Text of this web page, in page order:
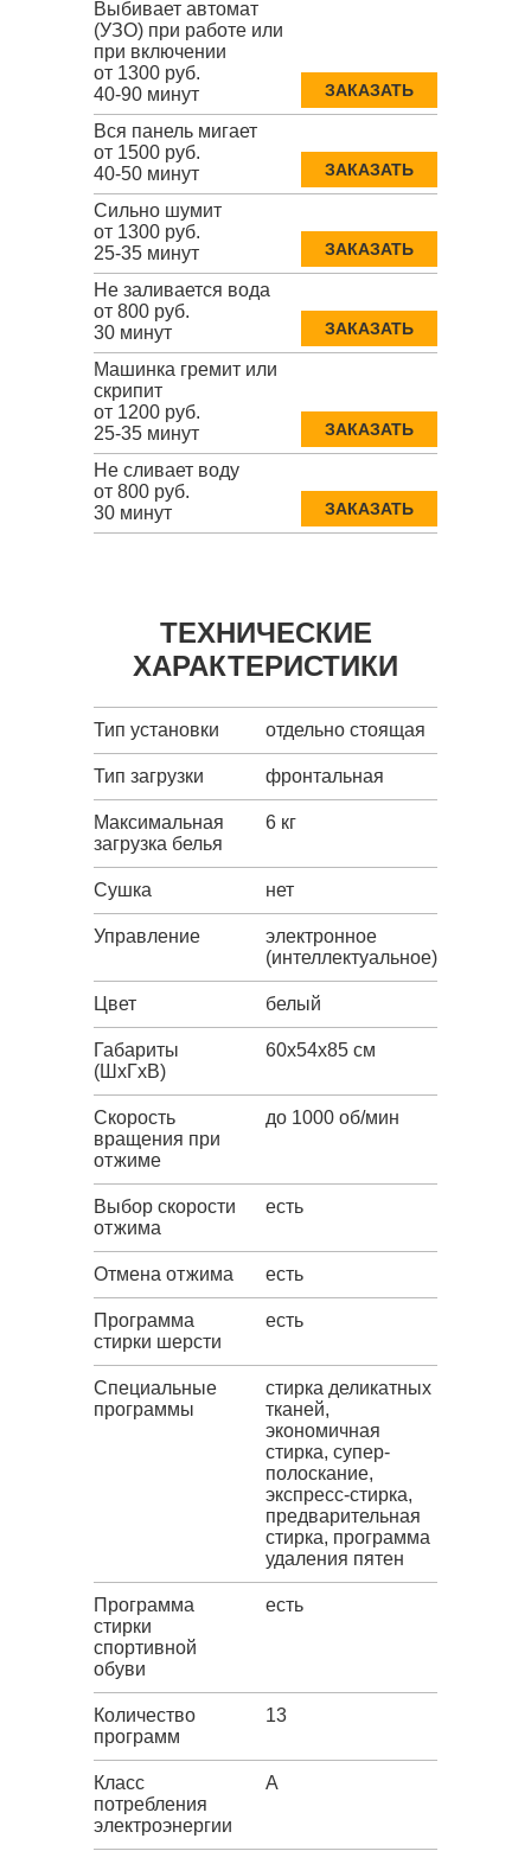
Выбивает автомат
(УЗО) при работе или
при включении
от 1300 руб.
40-90 минут
ЗАКАЗАТЬ
Вся панель мигает
от 1500 руб.
40-50 минут
ЗАКАЗАТЬ
Сильно шумит
от 1300 руб.
25-35 минут
ЗАКАЗАТЬ
Не заливается вода
от 800 руб.
30 минут
ЗАКАЗАТЬ
Машинка гремит или
скрипит
от 1200 руб.
25-35 минут
ЗАКАЗАТЬ
Не сливает воду
от 800 руб.
30 минут
ЗАКАЗАТЬ
ТЕХНИЧЕСКИЕ
ХАРАКТЕРИСТИКИ
Тип установки отдельно стоящая
Тип загрузки фронтальная
Максимальная
загрузка белья
6 кг
Сушка нет
Управление
электронное
(интеллектуальное)
Цвет белый
Габариты
(ШxГxВ)
60x54x85 см
Скорость
вращения при
отжиме
до 1000 об/мин
Выбор скорости
отжима
есть
Отмена отжима есть
Программа
стирки шерсти
есть
Специальные
программы
стирка деликатных
тканей,
экономичная
стирка, супер-
полоскание,
экспресс-стирка,
предварительная
стирка, программа
удаления пятен
Программа
стирки
спортивной
обуви
есть
Количество
программ
13
Класс
потребления
электроэнергии
A